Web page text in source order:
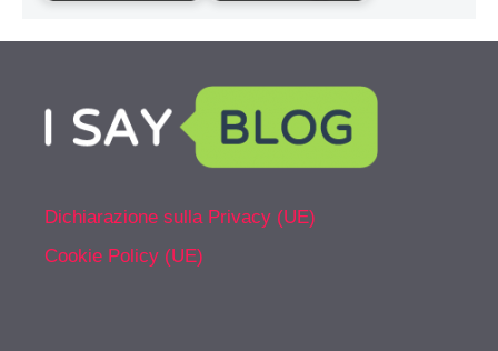
Dichiarazione sulla Privacy (UE)
Cookie Policy (UE)